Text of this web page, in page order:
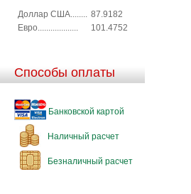
Доллар США........ 87.9182
Евро...................
101.4752
Способы оплаты
Банковской картой
Наличный расчет
Безналичный расчет